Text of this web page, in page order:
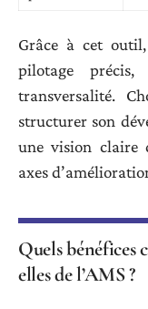
Grâce à cet
pilotage
transversalité.
structurer son
une vision claire
axes
Quels bénéfices
elles de l’AMS ?